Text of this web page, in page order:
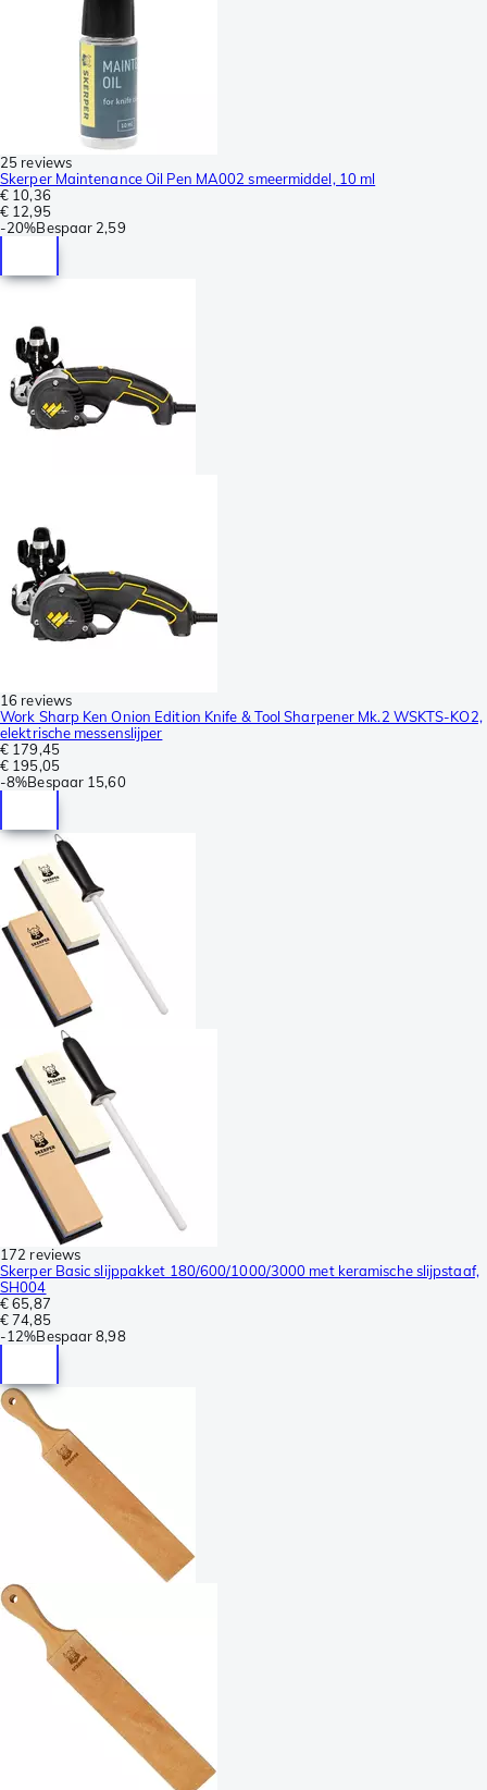
25 reviews
Skerper Maintenance Oil Pen MA002 smeermiddel, 10 ml
€ 10,36
€ 12,95
-20%Bespaar 2,59
16 reviews
Work Sharp Ken Onion Edition Knife & Tool Sharpener Mk.2 WSKTS-KO2,
elektrische messenslijper
€ 179,45
€ 195,05
-8%Bespaar 15,60
172 reviews
Skerper Basic slijppakket 180/600/1000/3000 met keramische slijpstaaf,
SH004
€ 65,87
€ 74,85
-12%Bespaar 8,98